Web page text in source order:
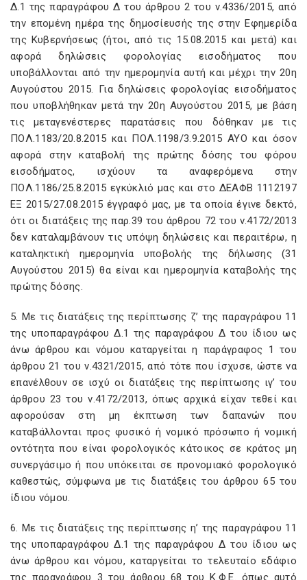
Δ.1 της παραγράφου Δ του άρθρου 2 του ν.4336/2015, από
την επομένη ημέρα της δημοσίευσής της στην Εφημερίδα
της Κυβερνήσεως (ήτοι, από τις 15.08.2015 και μετά) και
αφορά δηλώσεις φορολογίας εισοδήματος που
υποβάλλονται από την ημερομηνία αυτή και μέχρι την 20η
Αυγούστου 2015. Για δηλώσεις φορολογίας εισοδήματος
που υποβλήθηκαν μετά την 20η Αυγούστου 2015, με βάση
τις μεταγενέστερες παρατάσεις που δόθηκαν με τις
ΠΟΛ.1183/20.8.2015 και ΠΟΛ.1198/3.9.2015 ΑΥΟ και όσον
αφορά στην καταβολή της πρώτης δόσης του φόρου
εισοδήματος, ισχύουν τα αναφερόμενα στην
ΠΟΛ.1186/25.8.2015 εγκύκλιό μας και στο ΔΕΑΦΒ 1112197
ΕΞ 2015/27.08.2015 έγγραφό μας, με τα οποία έγινε δεκτό,
ότι οι διατάξεις της παρ.39 του άρθρου 72 του ν.4172/2013
δεν καταλαμβάνουν τις υπόψη δηλώσεις και περαιτέρω, η
καταληκτική ημερομηνία υποβολής της δήλωσης (31
Αυγούστου 2015) θα είναι και ημερομηνία καταβολής της
πρώτης δόσης.
5. Με τις διατάξεις της περίπτωσης ζ’ της παραγράφου 11
της υποπαραγράφου Δ.1 της παραγράφου Δ του ίδιου ως
άνω άρθρου και νόμου καταργείται η παράγραφος 1 του
άρθρου 21 του ν.4321/2015, από τότε που ίσχυσε, ώστε να
επανέλθουν σε ισχύ οι διατάξεις της περίπτωσης ιγ’ του
άρθρου 23 του ν.4172/2013, όπως αρχικά είχαν τεθεί και
αφορούσαν στη μη έκπτωση των δαπανών που
καταβάλλονται προς φυσικό ή νομικό πρόσωπο ή νομική
οντότητα που είναι φορολογικός κάτοικος σε κράτος μη
συνεργάσιμο ή που υπόκειται σε προνομιακό φορολογικό
καθεστώς, σύμφωνα με τις διατάξεις του άρθρου 65 του
ίδιου νόμου.
6. Με τις διατάξεις της περίπτωσης η’ της παραγράφου 11
της υποπαραγράφου Δ.1 της παραγράφου Δ του ίδιου ως
άνω άρθρου και νόμου, καταργείται το τελευταίο εδάφιο
της παραγράφου 3 του άρθρου 68 του Κ.Φ.Ε. όπως αυτό